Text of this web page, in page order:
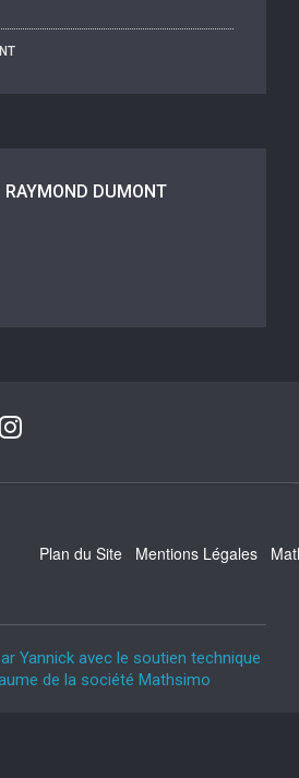
RAYMOND DUMONT
Plan du Site Mentions Légales
Yannick avec le soutien technique
de la société Mathsimo